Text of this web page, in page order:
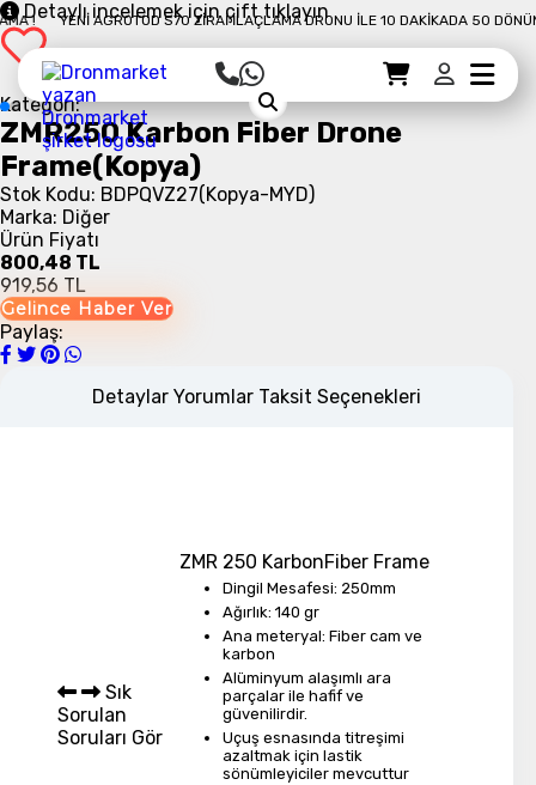
! YENI AGROTOD S70 ZIRAI İLAÇLAMA DRONU İLE 10 DAKIKADA 50 DÖNÜM
Sepet
Sepet Detayı Ödemeye Geç
Detaylı incelemek için çift tıklayın
Kategori:
ZMR250 Karbon Fiber Drone
Frame(Kopya)
Stok Kodu: BDPQVZ27(Kopya-MYD)
Marka: Diğer
Ürün Fiyatı
800,48 TL
919,56 TL
Gelince Haber Ver
Paylaş:
Detaylar Yorumlar Taksit Seçenekleri
Sık
Sorulan
Soruları Gör
ZMR 250 KarbonFiber Frame
Dingil Mesafesi: 250mm
Ağırlık: 140 gr
Ana meteryal: Fiber cam ve
karbon
Alüminyum alaşımlı ara
parçalar ile hafif ve
güvenilirdir.
Uçuş esnasında titreşimi
azaltmak için lastik
sönümleyiciler mevcuttur